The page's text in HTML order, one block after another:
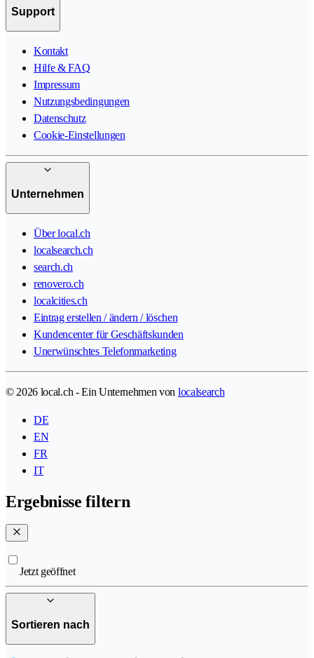
Support
Kontakt
Hilfe & FAQ
Impressum
Nutzungsbedingungen
Datenschutz
Cookie-Einstellungen
Unternehmen
Über local.ch
localsearch.ch
search.ch
renovero.ch
localcities.ch
Eintrag erstellen / ändern / löschen
Kundencenter für Geschäftskunden
Unerwünschtes Telefonmarketing
© 2026 local.ch - Ein Unternehmen von localsearch
DE
EN
FR
IT
Ergebnisse filtern
Jetzt geöffnet
Sortieren nach